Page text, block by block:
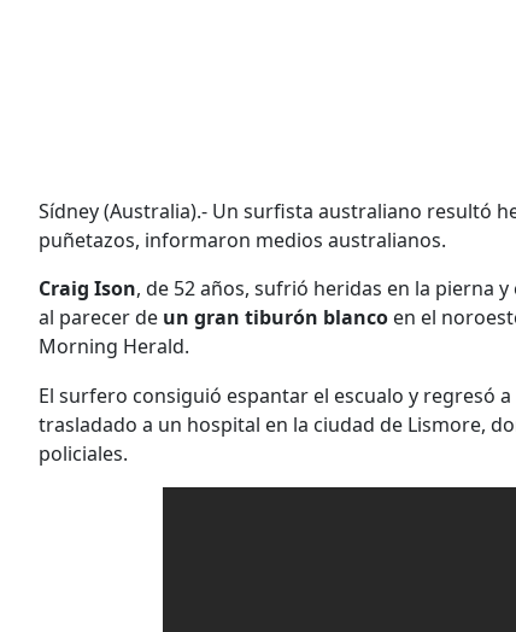
Sídney (Australia).- Un surfista australiano resultó
puñetazos, informaron medios australianos.
Craig Ison, de 52 años, sufrió heridas en la pierna
al parecer de un gran tiburón blanco en el
Morning Herald.
El surfero consiguió espantar el escualo y regresó
trasladado a un hospital en la ciudad de Lismore,
policiales.